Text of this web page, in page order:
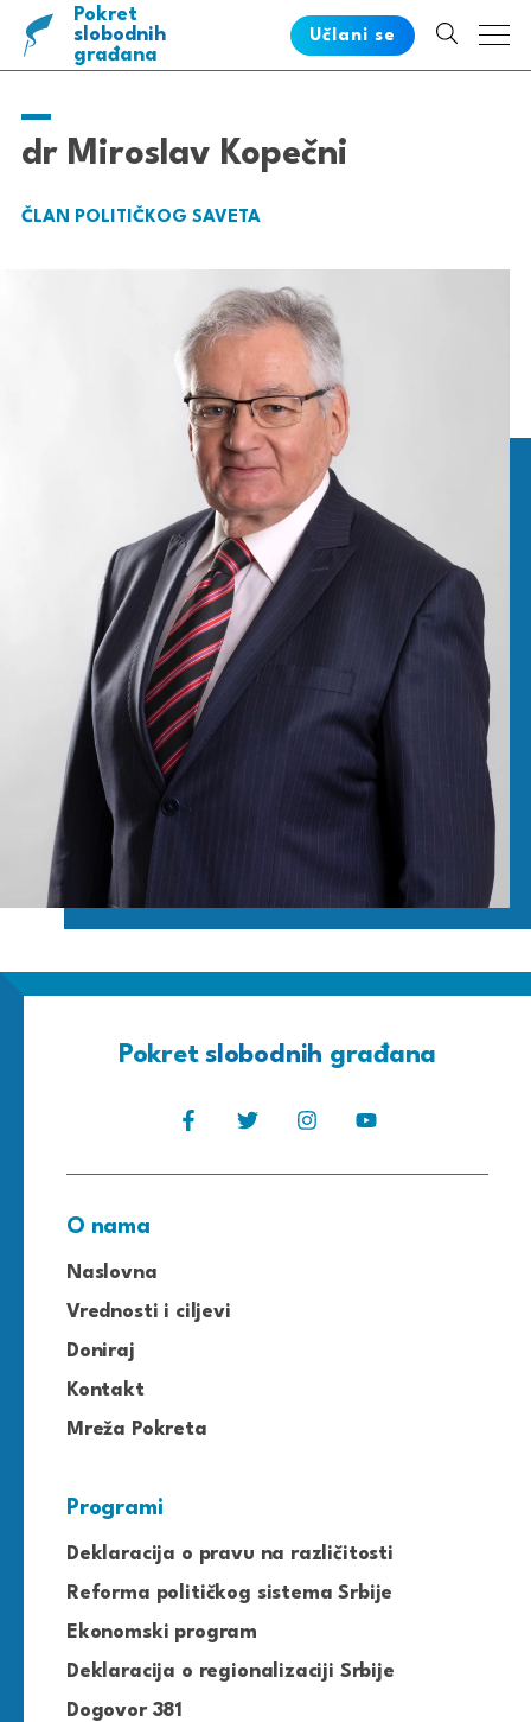
Pokret
pametnih
slobodnih
građana
Učlani se
dr Miroslav Kopečni
ČLAN POLITIČKOG SAVETA
Pokretslobodnih građana
O nama
Naslovna
Vrednosti i ciljevi
Doniraj
Kontakt
Mreža Pokreta
Programi
Deklaracija o pravu na različitosti
Reforma političkog sistema Srbije
Ekonomski program
Deklaracija o regionalizaciji Srbije
Dogovor 381